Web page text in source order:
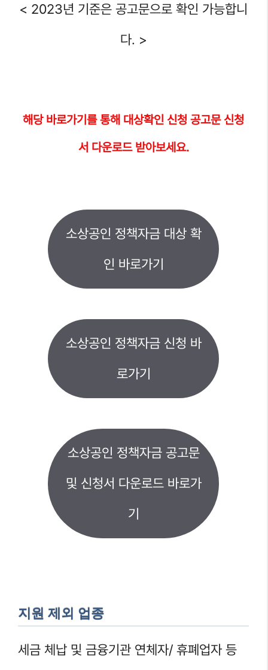
< 2023년 기준은 공고문으로 확인 가능합니
다. >
해당 바로가기를 통해 대상확인 신청 공고문 신청
서 다운로드 받아보세요.
소상공인 정책자금 대상 확
인 바로가기
소상공인 정책자금 신청 바
로가기
소상공인 정책자금 공고문
및 신청서 다운로드 바로가
기
지원 제외 업종
세금 체납 및 금융기관 연체자/ 휴폐업자 등